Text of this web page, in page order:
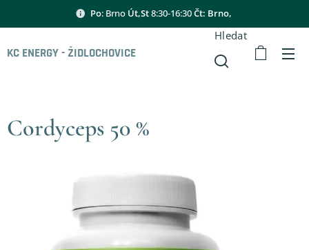
Po: Brno Út,St8:30-16:30Čt: Brno,
KC ENERGY - ŽIDLOCHOVICE
Hledat
Cordyceps 50 %